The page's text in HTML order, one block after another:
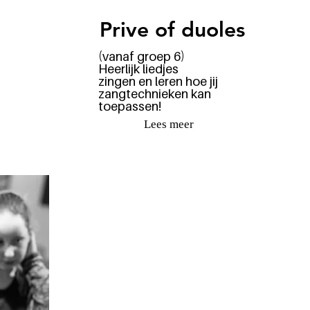
Prive of duoles
(vanaf groep 6)
Heerlijk liedjes
zingen en leren hoe jij
zangtechnieken kan
toepassen!
Lees meer